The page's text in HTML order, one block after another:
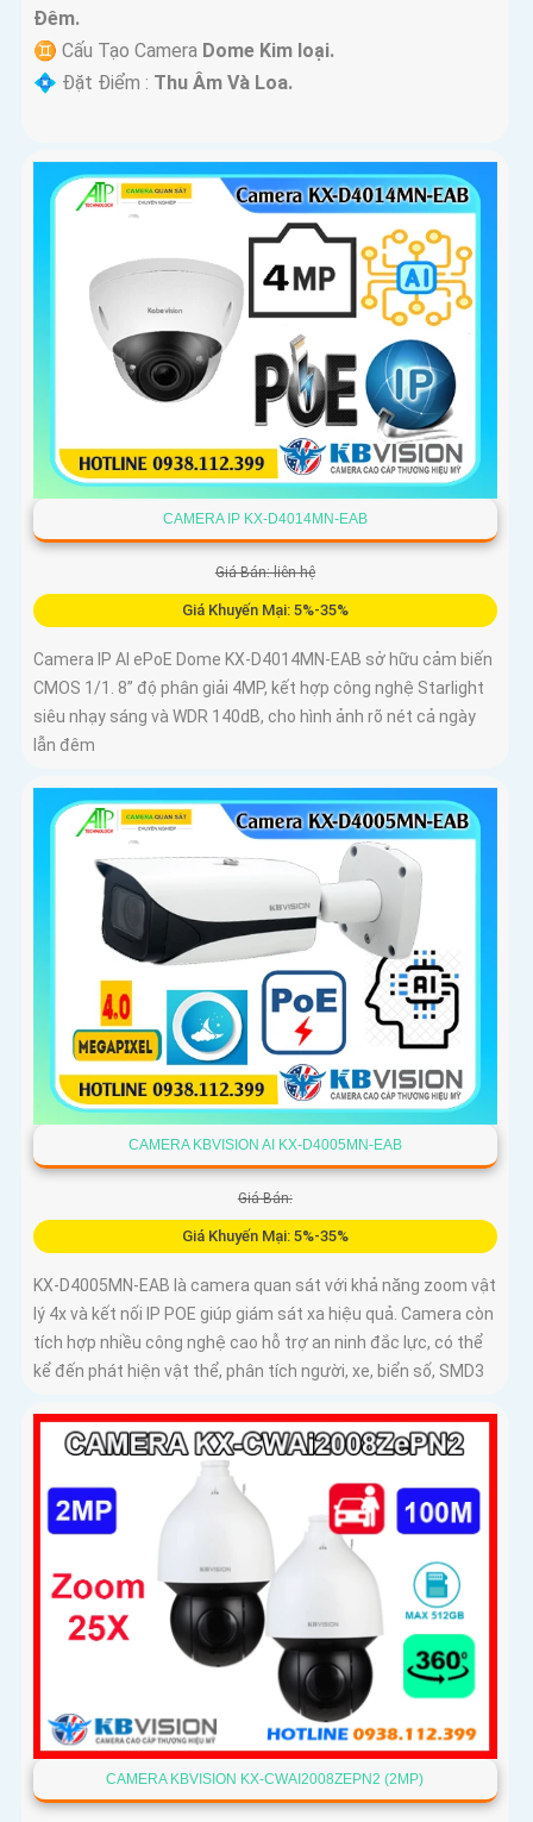
Ðêm.
♊ Cấu Tạo Camera Dome Kim loại.
️💠 Đặt Điểm : Thu Âm Và Loa.
CAMERA IP KX-D4014MN-EAB
Giá Bán: liên hệ
Giá Khuyến Mại: 5%-35%
Camera IP AI ePoE Dome KX-D4014MN-EAB sở hữu cảm biến
CMOS 1/1. 8” độ phân giải 4MP, kết hợp công nghệ Starlight
siêu nhạy sáng và WDR 140dB, cho hình ảnh rõ nét cả ngày
lẫn đêm
CAMERA KBVISION AI KX-D4005MN-EAB
Giá Bán:
Giá Khuyến Mại: 5%-35%
KX-D4005MN-EAB là camera quan sát với khả năng zoom vật
lý 4x và kết nối IP POE giúp giám sát xa hiệu quả. Camera còn
tích hợp nhiều công nghệ cao hỗ trợ an ninh đắc lực, có thể
kể đến phát hiện vật thể, phân tích người, xe, biển số, SMD3
CAMERA KBVISION KX-CWAI2008ZEPN2 (2MP)